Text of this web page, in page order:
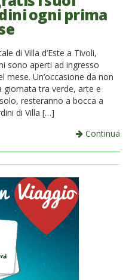
ogni prima
di Villa d’Este a Tivoli,
sono aperti ad ingresso
Un’occasione da non
giornata tra verde, arte e
resteranno a bocca a
di Villa […]
Continua